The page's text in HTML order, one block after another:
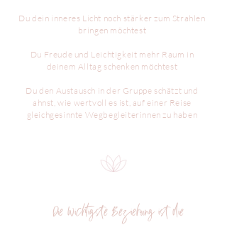
Du dein inneres Licht noch stärker zum Strahlen
bringen möchtest
Du Freude und Leichtigkeit mehr Raum in
deinem Alltag schenken möchtest
Du den Austausch in der Gruppe schätzt und
ahnst, wie wertvoll es ist, auf einer Reise
gleichgesinnte Wegbegleiterinnen zu haben
Die wichtigste Beziehung ist die